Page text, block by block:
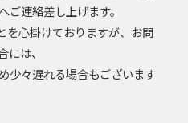
連絡差し上げます。
を心掛けておりますが、お問
は、
少々遅れる場合もございます